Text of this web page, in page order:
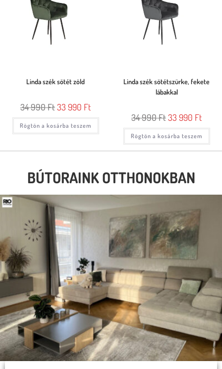
Linda szék sötét zöld
34 990Ft33 990 Ft
Rögtön a kosárba teszem
Linda szék sötétszürke, fekete
lábakkal
34 990Ft33 990 Ft
Rögtön a kosárba teszem
BÚTORAINK OTTHONOKBAN